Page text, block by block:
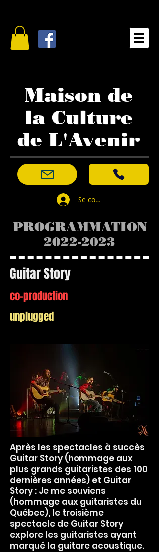
Maison de
la Culture
de L'Avenir
Se connecter
PROGRAMMATION
2022-2023
Guitar Story
co-production
unplugged
Après les spectacles à succès
Guitar Story (hommage aux
plus grands guitaristes des 100
dernières années) et Guitar
Story : Je me souviens
(hommage aux guitaristes du
Québec), le troisième
spectacle de Guitar Story
explore les guitaristes ayant
marqué la guitare acoustique.